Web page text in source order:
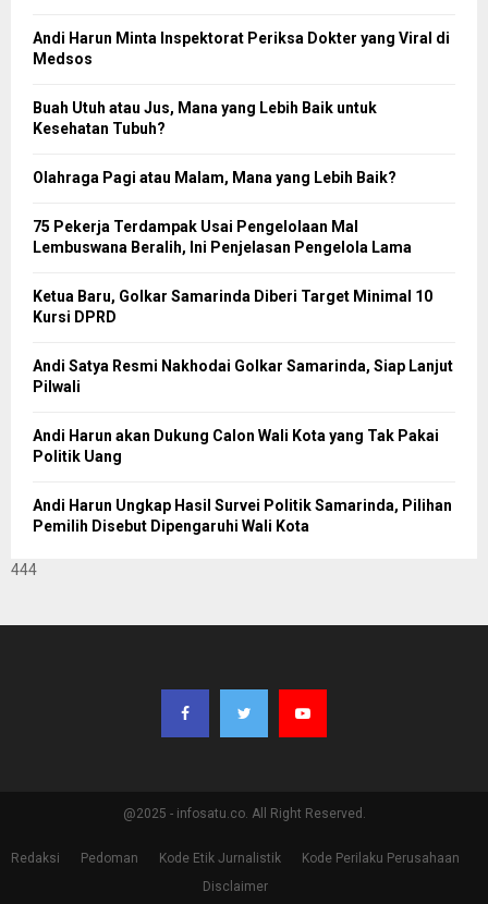
Andi Harun Minta Inspektorat Periksa Dokter yang Viral di
Medsos
Buah Utuh atau Jus, Mana yang Lebih Baik untuk
Kesehatan Tubuh?
Olahraga Pagi atau Malam, Mana yang Lebih Baik?
75 Pekerja Terdampak Usai Pengelolaan Mal
Lembuswana Beralih, Ini Penjelasan Pengelola Lama
Ketua Baru, Golkar Samarinda Diberi Target Minimal 10
Kursi DPRD
Andi Satya Resmi Nakhodai Golkar Samarinda, Siap Lanjut
Pilwali
Andi Harun akan Dukung Calon Wali Kota yang Tak Pakai
Politik Uang
Andi Harun Ungkap Hasil Survei Politik Samarinda, Pilihan
Pemilih Disebut Dipengaruhi Wali Kota
444
@2025 - infosatu.co. All Right Reserved.
Redaksi Pedoman Kode Etik Jurnalistik
Kode Perilaku Perusahaan
Disclaimer